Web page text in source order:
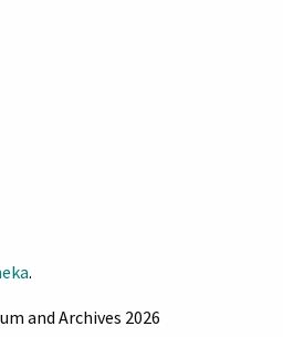
.
and Archives 2026